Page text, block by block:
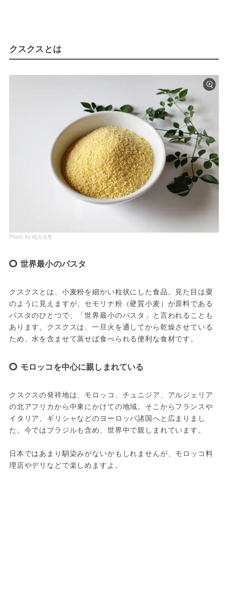
クスクスとは
Photo by 稲吉永恵
世界最小のパスタ
クスクスとは、小麦粉を細かい粒状にした食品。見た目は粟
のように見えますが、セモリナ粉（硬質小麦）が原料である
パスタのひとつで、「世界最小のパスタ」と言われることも
あります。クスクスは、一旦火を通してから乾燥させている
ため、水を含ませて蒸せば食べられる便利な食材です。
モロッコを中心に親しまれている
クスクスの発祥地は、モロッコ、チュニジア、アルジェリア
の北アフリカから中東にかけての地域。そこからフランスや
イタリア、ギリシャなどのヨーロッパ諸国へと広まりまし
た。今ではブラジルも含め、世界中で親しまれています。
日本ではあまり馴染みがないかもしれませんが、モロッコ料
理店やデリなどで楽しめますよ。